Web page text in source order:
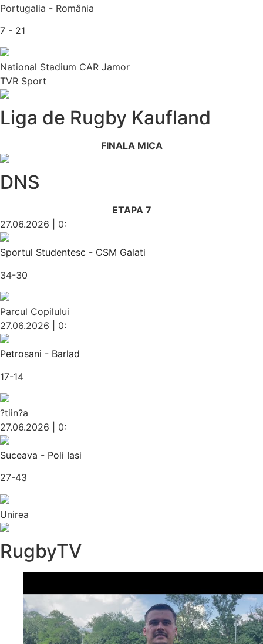
Portugalia - România
7 - 21
National Stadium CAR Jamor
TVR Sport
Liga de Rugby Kaufland
FINALA MICA
DNS
ETAPA 7
27.06.2026 | 0:
Sportul Studentesc - CSM Galati
34-30
Parcul Copilului
27.06.2026 | 0:
Petrosani - Barlad
17-14
?tiin?a
27.06.2026 | 0:
Suceava - Poli Iasi
27-43
Unirea
RugbyTV